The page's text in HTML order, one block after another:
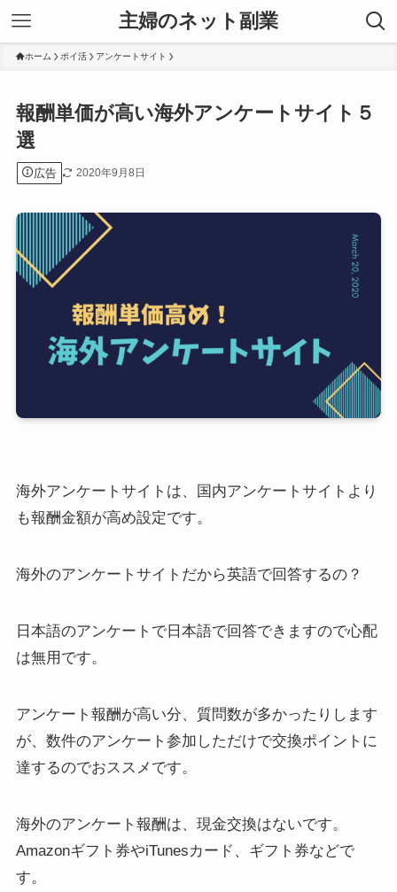
主婦のネット副業
ホーム ポイ活 アンケートサイト
報酬単価が高い海外アンケートサイト５
選
広告 2020年9月8日
海外アンケートサイトは、国内アンケートサイトより
も報酬金額が高め設定です。
海外のアンケートサイトだから英語で回答するの？
日本語のアンケートで日本語で回答できますので心配
は無用です。
アンケート報酬が高い分、質問数が多かったりします
が、数件のアンケート参加しただけで交換ポイントに
達するのでおススメです。
海外のアンケート報酬は、現金交換はないです。
Amazonギフト券やiTunesカード、ギフト券などで
す。